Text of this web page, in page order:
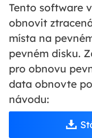
Tento software
obnovit
místa na
pevném disku.
pro obnovu
data obnovte
návodu: